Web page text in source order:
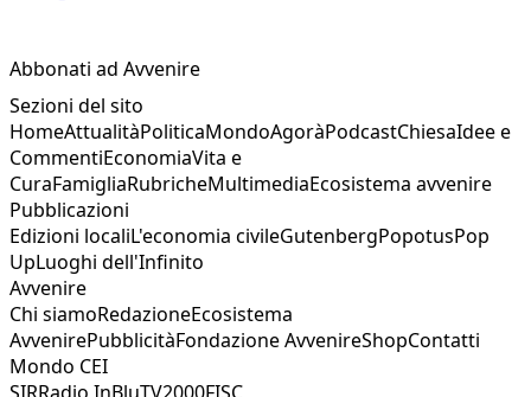
Abbonati ad Avvenire
Sezioni del sito
HomeAttualitàPoliticaMondoAgoràPodcastChiesaIdee e
CommentiEconomiaVita e
CuraFamigliaRubricheMultimediaEcosistema avvenire
Pubblicazioni
Edizioni localiL'economia civileGutenbergPopotusPop
UpLuoghi dell'Infinito
Avvenire
Chi siamoRedazioneEcosistema
AvvenirePubblicitàFondazione AvvenireShopContatti
Mondo CEI